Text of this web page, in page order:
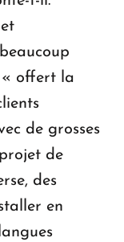
« offert la
de grosses
de
des
en